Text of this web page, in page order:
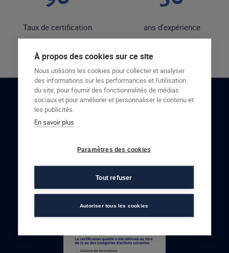
Taux de certification ans d'expérience
RESTONS EN CONTACT
À propos des cookies sur ce site
Nous utilisons les cookies pour collecter et analyser
des informations sur les performances et l'utilisation
du site, pour fournir des fonctionnalités de médias
sociaux et pour améliorer et personnaliser le contenu et
les publicités.
En savoir plus
Paramètres des cookies
Tout refuser
Autoriser tous les cookies